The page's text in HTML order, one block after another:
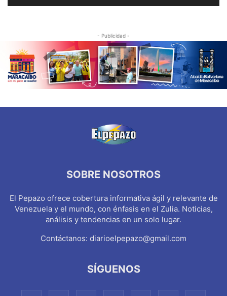
- Publicidad -
SOBRE NOSOTROS
El Pepazo ofrece cobertura informativa ágil y relevante de
Venezuela y el mundo, con énfasis en el Zulia. Noticias,
análisis y tendencias en un solo lugar.
Contáctanos: diarioelpepazo@gmail.com
SÍGUENOS